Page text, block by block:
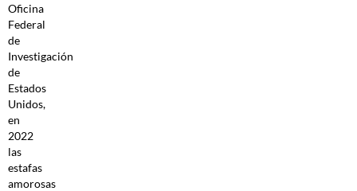
Oficina
Federal
de
Investigación
de
Estados
Unidos,
en
2022
las
estafas
amorosas